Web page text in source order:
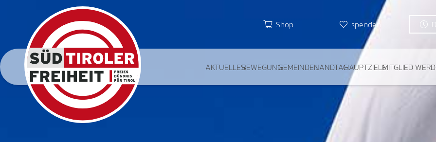
Shop spenden
AKTUELLESBEWEGUNGGEMEINDENLANDTAGHAUPTZIELEMITGLIED